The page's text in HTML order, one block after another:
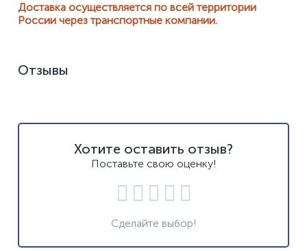
Доставка осуществляется по всей территории
России через транспортные компании.
Отзывы
Хотите оставить отзыв?
Поставьте свою оценку!
Сделайте выбор!